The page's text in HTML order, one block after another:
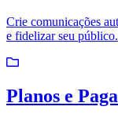
Crie comunicações
e fidelizar seu público.
Planos e